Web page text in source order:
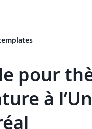
pour
à